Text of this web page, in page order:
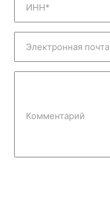
ИНН*
Электронная почта
Комментарий